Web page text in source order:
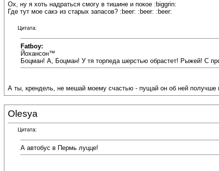
Ох, ну я хоть надраться смогу в тишине и покое :biggrin:
Где тут мое сакэ из старых запасов? :beer: :beer: :beer:
Цитата:
Fatboy:
Йохансон™
Боцман! А, Боцман! У тя торпеда шерстью обрастет! Рыжей! С
А ты, крендель, не мешай моему счастью - пущай он об ней получше
Olesya
Цитата:
А автобус в Пермь луцце!